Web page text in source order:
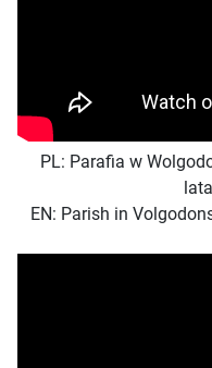
PL: Parafia w
EN: Parish in